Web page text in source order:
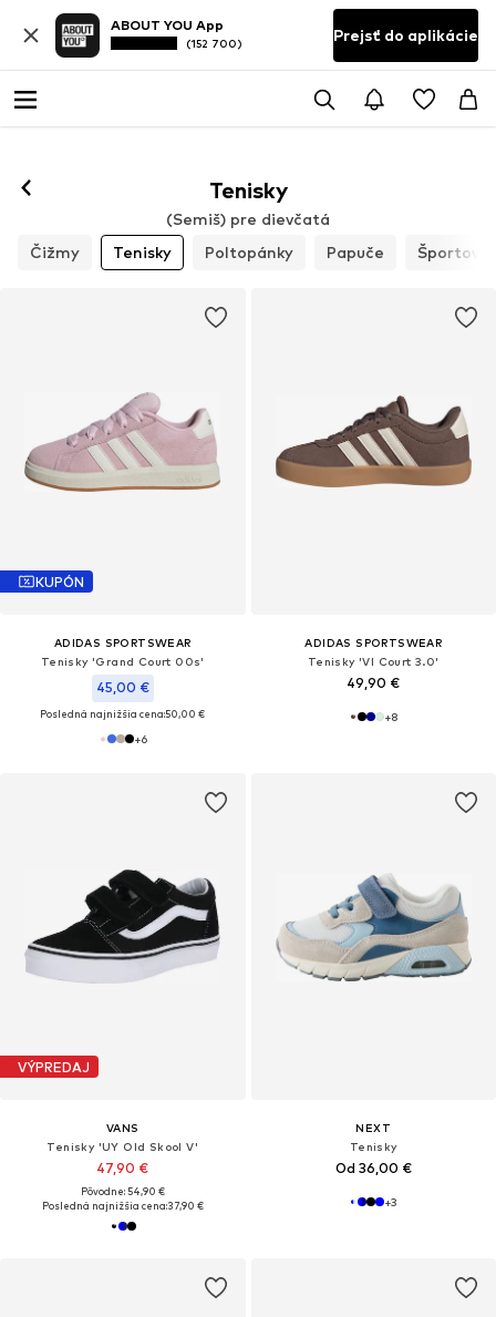
ABOUT YOU App
(152 700) Prejsť do aplikácie
Tenisky
(Semiš) pre dievčatá
Čižmy
Tenisky Poltopánky Papuče Športová
KUPÓN
ADIDAS SPORTSWEAR
Tenisky 'Grand Court 00s'
45,00 €
Posledná najnižšia cena:50,00 €
+6
ADIDAS SPORTSWEAR
Tenisky 'VI Court 3.0'
49,90 €
+8
VÝPREDAJ
VANS
Tenisky 'UY Old Skool V'
47,90 €
Pôvodne: 54,90 €
Posledná najnižšia cena:37,90 €
NEXT
Tenisky
Od 36,00 €
+3